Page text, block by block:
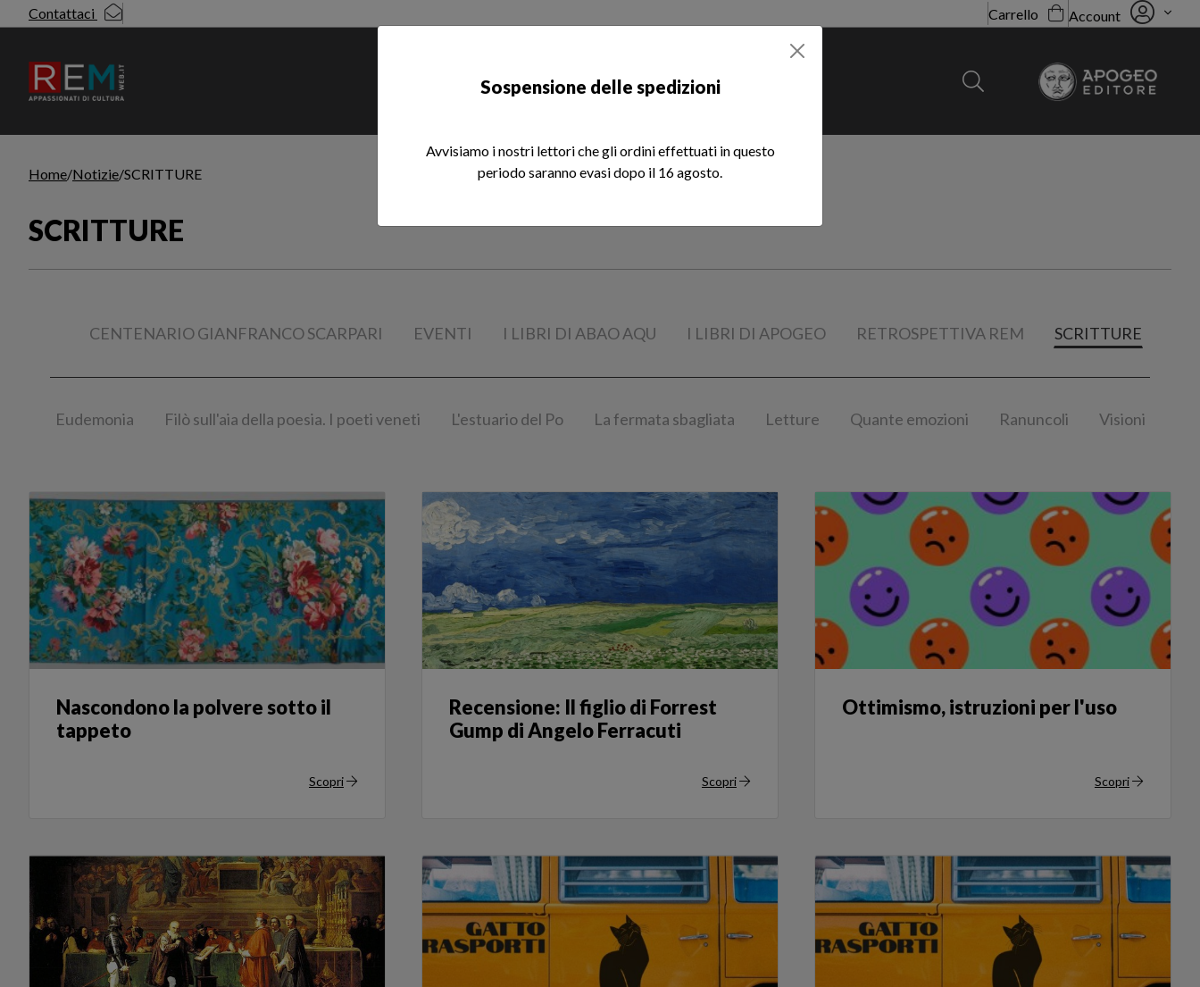
Contattaci Carrello Account
Libri Rivista REM Chi siamo
Home Notizie SCRITTURE
SCRITTURE
Sfoglia la lista completa
CENTENARIO GIANFRANCO SCARPARI EVENTI I LIBRI DI ABAO AQU I LIBRI DI APOGEO RETROSPETTIVA REM SCRITTURE
Eudemonia Filò sull'aia della poesia. I poeti veneti L'estuario del Po La fermata sbagliata Letture Quante emozioni Ranuncoli Visioni
Nascondono la polvere sotto il
tappeto
Scopri
Recensione: Il figlio di Forrest
Gump di Angelo Ferracuti
Scopri
Ottimismo, istruzioni per l'uso
Scopri
Sospensione delle spedizioni
Avvisiamo i nostri lettori che gli ordini effettuati in questo
periodo saranno evasi dopo il 16 agosto.